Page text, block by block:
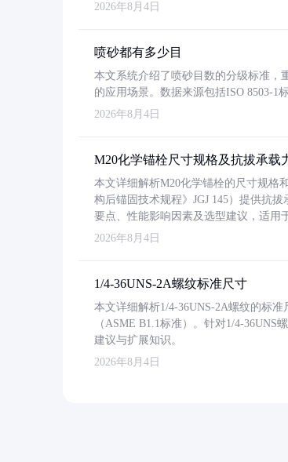
2026年8月4日
喷砂都有多少目
本文系统介绍了喷砂目数的分级标准，
的应用场景。数据来源包括ISO 8503-1
2026年8月4日
M20化学锚栓尺寸规格及抗拔承载
本文详细解析M20化学锚栓的尺寸规格
构后锚固技术规程》JGJ 145）提供抗
要点、性能影响因素及选型建议，适用
2026年8月4日
1/4-36UNS-2A螺纹标准尺寸
本文详细解析1/4-36UNS-2A螺纹的标
（ASME B1.1标准）。针对1/4-
建议与扩展知识。
2026年8月4日